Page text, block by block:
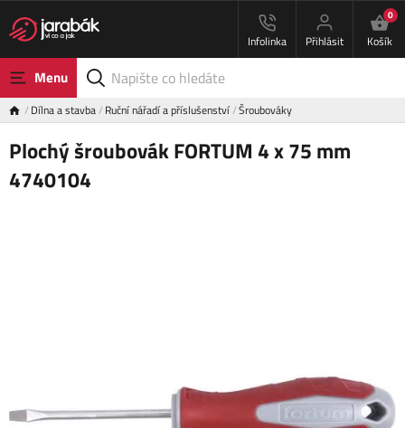
Infolinka Přihlásit
0
Košík
Menu
Dílna a stavba Ruční nářadí a příslušenství Šroubováky
Plochý šroubovák FORTUM 4 x 75 mm
4740104